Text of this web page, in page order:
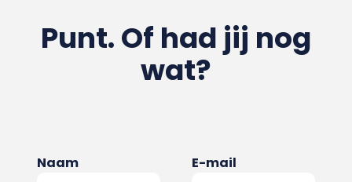
Punt. Of had jij nog
wat?
Naam E-mail